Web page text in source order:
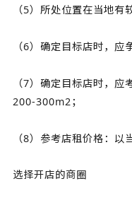
（5）所处位置在当地有
（6）确定目标店时，应
（7）确定目标店时，
200-300m2；
（8）参考店租价格：以
选择开店的商圈